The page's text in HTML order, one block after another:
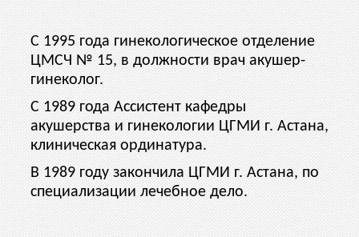
С 1995 года гинекологическое отделение
ЦМСЧ № 15, в должности врач акушер-
гинеколог.
С 1989 года Ассистент кафедры
акушерства и гинекологии ЦГМИ г. Астана,
клиническая ординатура.
В 1989 году закончила ЦГМИ г. Астана, по
специализации лечебное дело.